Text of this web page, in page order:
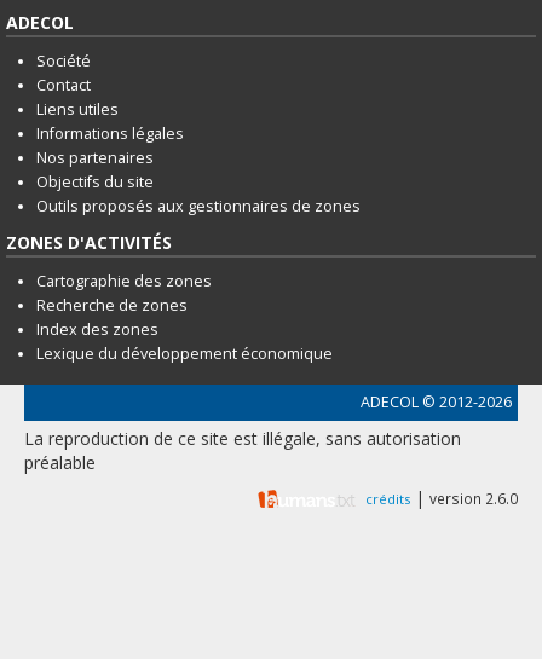
ADECOL
Société
Contact
Liens utiles
Informations légales
Nos partenaires
Objectifs du site
Outils proposés aux gestionnaires de zones
ZONES D'ACTIVITÉS
Cartographie des zones
Recherche de zones
Index des zones
Lexique du développement économique
ADECOL © 2012-2026
La reproduction de ce site est illégale, sans autorisation
préalable
crédits | version 2.6.0